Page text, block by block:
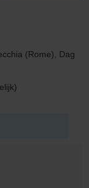
(Rome), Dag